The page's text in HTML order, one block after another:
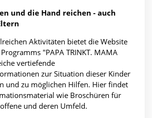
und die Hand reichen - auch
Aktivitäten bietet die Website
"PAPA TRINKT. MAMA
vertiefende
zur Situation dieser Kinder
und zu möglichen Hilfen. Hier findet
wie Broschüren für
und deren Umfeld.